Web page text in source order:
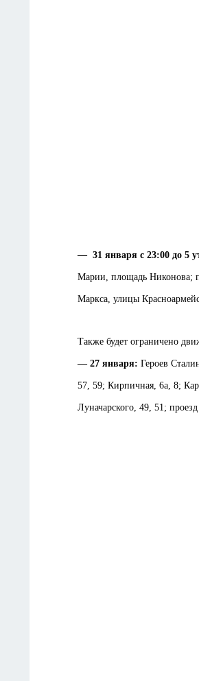
— 31 января с 23:00 до 5
Марии, площадь Никонова;
Маркса, улицы
Также будет ограничено
— 27 января: Героев
57, 59; Кирпичная, 6а, 8;
Луначарского, 49, 51;